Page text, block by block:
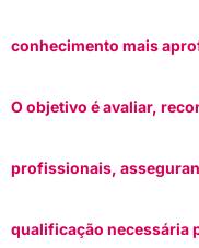
conhecimento mais
O objetivo é avaliar,
profissionais,
qualificação necessária